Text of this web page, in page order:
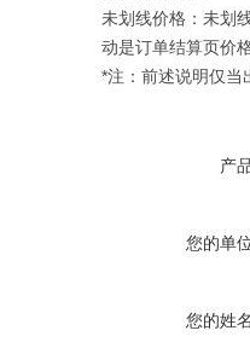
未划线价格：未划
动是订单结算页价
*注：前述说明仅当
产
您的单
您的姓